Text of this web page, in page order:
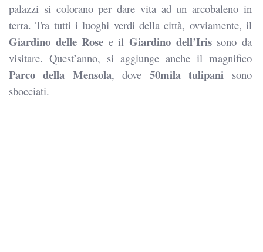
palazzi si colorano per dare vita ad un arcobaleno in
terra. Tra tutti i luoghi verdi della città, ovviamente, il
Giardino delle Rose e ilGiardino dell’Irissono da
visitare. Quest’anno, si aggiunge anche il magnifico
Parco della Mensola, dove 50mila tulipani sono
sbocciati.